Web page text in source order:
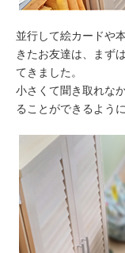
並行して絵カードや
きたお友達は、まず
てきました。
小さくて聞き取れな
ることができるよう